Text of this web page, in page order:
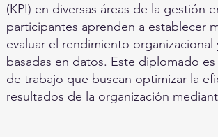
(KPI) en diversas áreas de la gestión
participantes aprenden a establecer
evaluar el rendimiento
basadas en datos. Este diplomado
de trabajo que buscan optimizar la
resultados de la organización